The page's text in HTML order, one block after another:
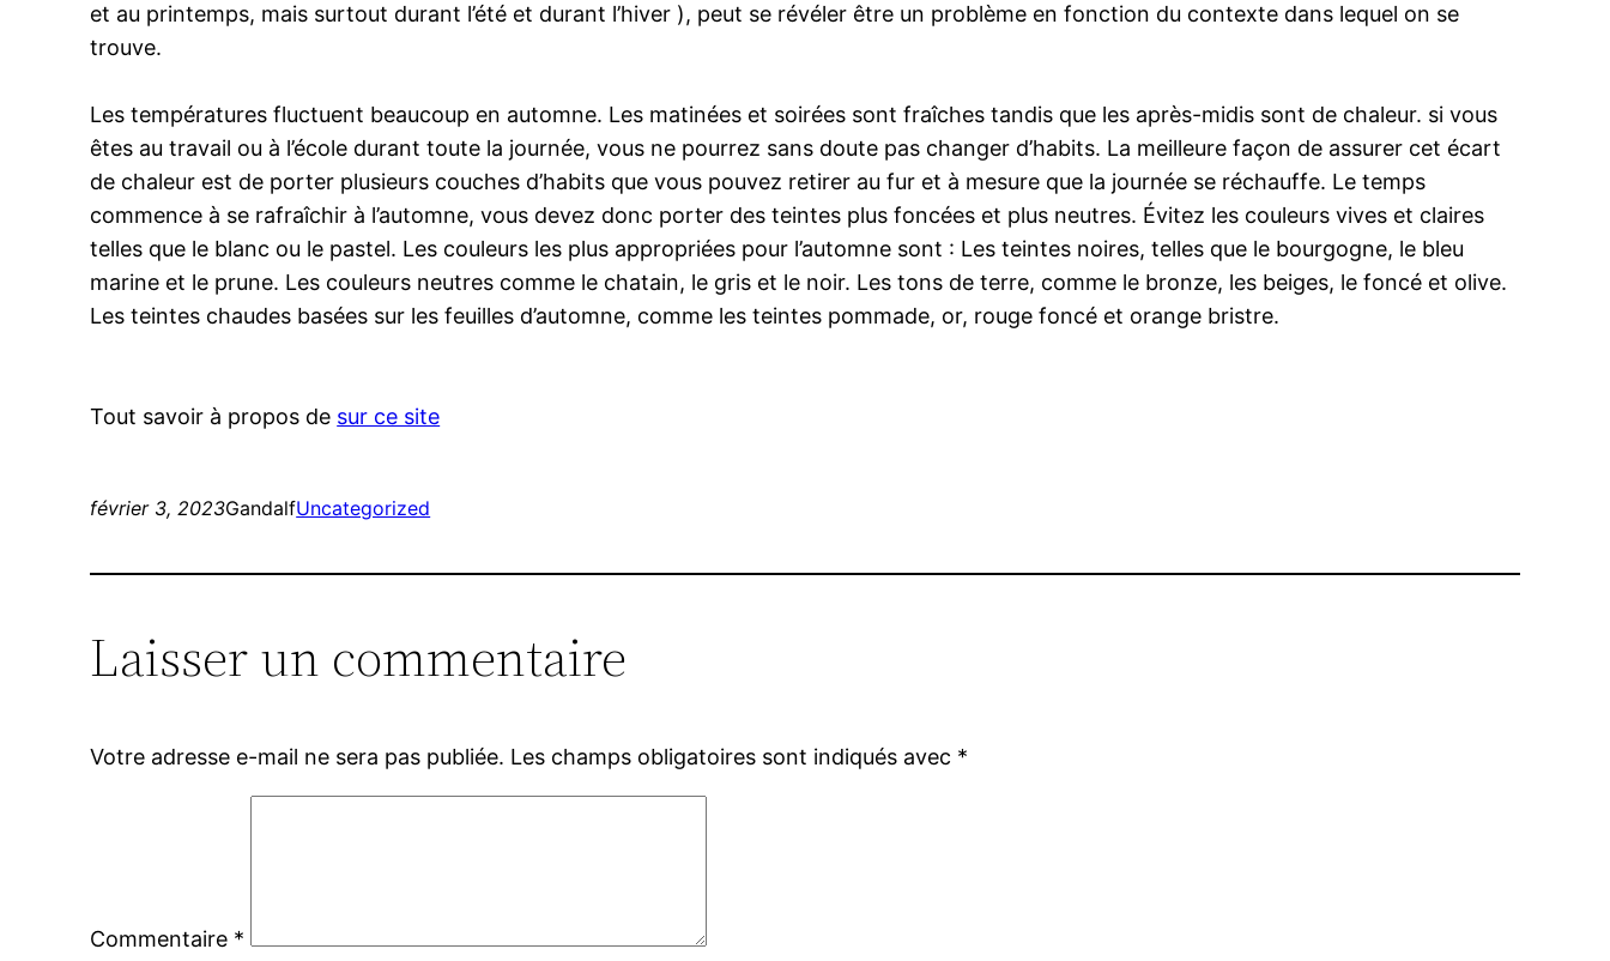
et au printemps, mais surtout durant l’été et durant l’hiver ), peut se révéler être un problème en fonction du contexte dans lequel on se
trouve.
Les températures fluctuent beaucoup en automne. Les matinées et soirées sont fraîches tandis que les après-midis sont de chaleur. si vous
êtes au travail ou à l’école durant toute la journée, vous ne pourrez sans doute pas changer d’habits. La meilleure façon de assurer cet écart
de chaleur est de porter plusieurs couches d’habits que vous pouvez retirer au fur et à mesure que la journée se réchauffe. Le temps
commence à se rafraîchir à l’automne, vous devez donc porter des teintes plus foncées et plus neutres. Évitez les couleurs vives et claires
telles que le blanc ou le pastel. Les couleurs les plus appropriées pour l’automne sont : Les teintes noires, telles que le bourgogne, le bleu
marine et le prune. Les couleurs neutres comme le chatain, le gris et le noir. Les tons de terre, comme le bronze, les beiges, le foncé et olive.
Les teintes chaudes basées sur les feuilles d’automne, comme les teintes pommade, or, rouge foncé et orange bristre.
Tout savoir à propos de sur ce site
février 3, 2023GandalfUncategorized
Laisser un commentaire
Votre adresse e-mail ne sera pas publiée. Les champs obligatoires sont indiqués avec *
Commentaire *